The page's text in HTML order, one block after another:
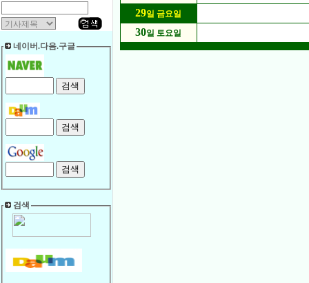
네이버.다음.구글
검색
29일 금요일
30일 토요일